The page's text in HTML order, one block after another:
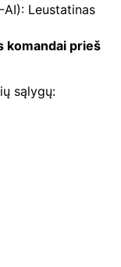
AI): Leustatinas
komandai prieš
sąlygų: